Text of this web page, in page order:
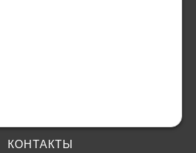
КОНТАКТЫ